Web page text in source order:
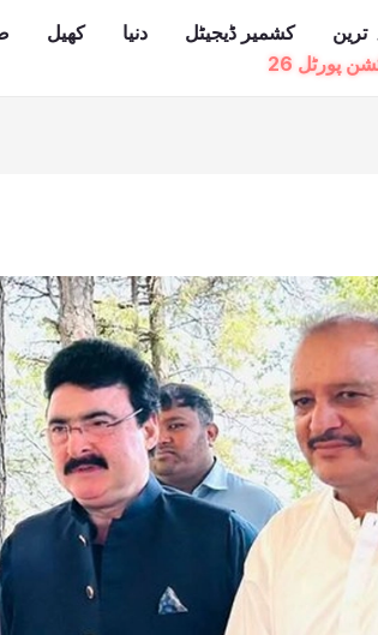
ترین کشمیر ڈیجیٹل دنیا کھیل
پورٹل 26